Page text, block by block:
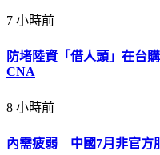
7 小時前
防堵陸資「借人頭」在台
CNA
8 小時前
內需疲弱 中國7月非官方